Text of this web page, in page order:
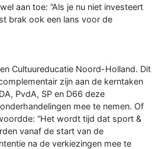
aan toe: ”Als je nu niet investeert
brak ook een lans voor de
Cultuureducatie Noord-Holland. Dit
zijn aan de kerntaken
PvdA, SP en D66 deze
mee te nemen. Of
“Het wordt tijd dat sport &
vanaf de start van de
na de verkiezingen mee te